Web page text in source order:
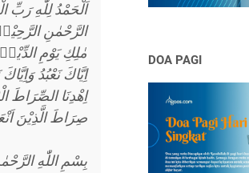
اَلْحَمْدُ لِلّٰهِ رَبِّ
الرَّحْمٰنِ
مٰلِكِ يَوْمِ
اِيَّاكَ نَعْبُدُ
اِهْدِنَا الصِّرَاطَ
صِرَاطَ الَّذِيْنَ
بِسْمِ اللّٰهِ
DOA PAGI